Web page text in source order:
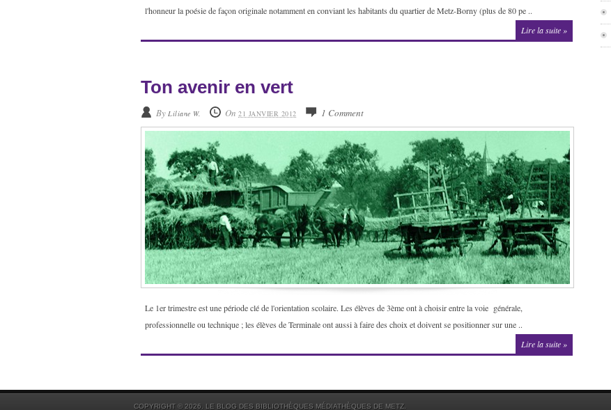
l'honneur la poésie de façon originale notamment en conviant les habitants du quartier de Metz-Borny (plus de 80 pe ..
Lire la suite »
Ton avenir en vert
By Liliane W. On 21 JANVIER 2012 1 Comment
Le 1er trimestre est une période clé de l'orientation scolaire. Les élèves de 3ème ont à choisir entre la voie générale,
professionnelle ou technique ; les élèves de Terminale ont aussi à faire des choix et doivent se positionner sur une ..
Lire la suite »
COPYRIGHT © 2026. LE BLOG DES BIBLIOTHÈQUES MÉDIATHÈQUES DE METZ.